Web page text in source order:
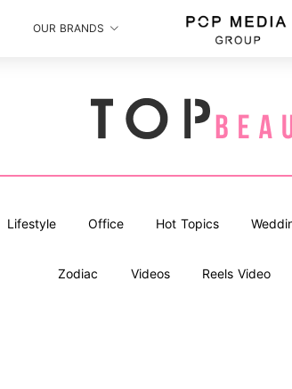
OUR BRANDS
Lifestyle Office Hot Topics
Zodiac Videos Reels Video